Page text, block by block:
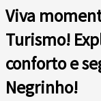
Viva
Turismo!
conforto e
Negrinho!